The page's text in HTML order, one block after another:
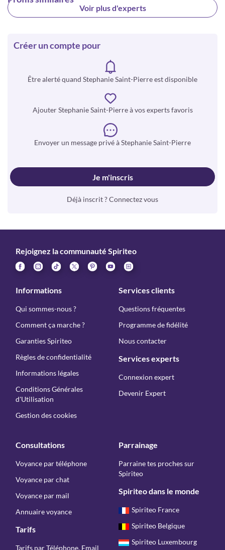
Voir plus d'experts
Créer un compte pour
Être alerté quand Stephanie Saint-Pierre est disponible
Ajouter Stephanie Saint-Pierre à vos experts favoris
Envoyer un message privé à Stephanie Saint-Pierre
Je m'inscris
Déjà inscrit ? Connectez vous
Rejoignez la communauté Spiriteo
Informations
Qui sommes-nous ?
Comment ça marche ?
Garanties Spiriteo
Règles de confidentialité
Informations légales
Conditions Générales
d'Utilisation
Gestion des cookies
Services clients
Questions fréquentes
Programme de fidélité
Nous contacter
Services experts
Connexion expert
Devenir Expert
Consultations
Voyance par téléphone
Voyance par chat
Voyance par mail
Annuaire voyance
Tarifs
Tarifs par Téléphone, Email
Parrainage
Parraine tes proches sur
Spiriteo
Spiriteo dans le monde
Spiriteo France
Spiriteo Belgique
Spiriteo Luxembourg